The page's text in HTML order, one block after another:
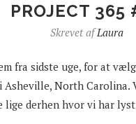
PROJECT 365
Skrevet afLaura
fra sidste uge, for at
Asheville, North
lige derhen hvor vi har